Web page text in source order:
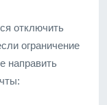
отключить
ограничение
направить